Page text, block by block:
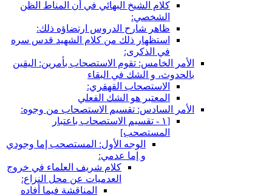
كلام الشيخ البهائي في أن المناط الظن
الشخصي:
ظاهر شارح الدروس ارتضاؤه ذلك:
استظهار ذلك من كلام الشهيد قدس سره
في الذكرى:
الأمر الخامس: تقوم الاستصحاب بأمرين: اليقين
بالحدوث، و الشك في البقاء
الاستصحاب القهقري:
المعتبر هو الشك الفعلي
الأمر السادس: تقسيم الاستصحاب من وجوه:
[١ - تقسيم الاستصحاب باعتبار
المستصحب‏]
الوجه الأول: المستصحب إما وجودي
و إما عدمي:
كلام شريف العلماء في خروج
العدميات عن محل النزاع:
المناقشة فيما أفاده